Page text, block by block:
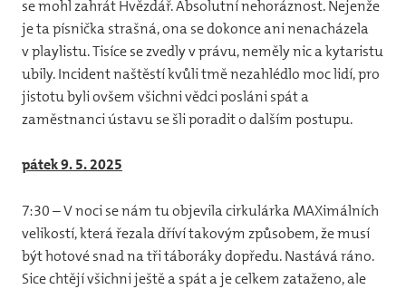
se mohl zahrát Hvězdář. Absolutní nehoráznost. Nejenže
je ta písnička strašná, ona se dokonce ani nenacházela
v playlistu. Tisíce se zvedly v právu, neměly nic a kytaristu
ubily. Incident naštěstí kvůli tmě nezahlédlo moc lidí, pro
jistotu byli ovšem všichni vědci posláni spát a
zaměstnanci ústavu se šli poradit o dalším postupu.
pátek 9. 5. 2025
7:30 – V noci se nám tu objevila cirkulárka MAXimálních
velikostí, která řezala dříví takovým způsobem, že musí
být hotové snad na tři táboráky dopředu. Nastává ráno.
Sice chtějí všichni ještě a spát a je celkem zataženo, ale